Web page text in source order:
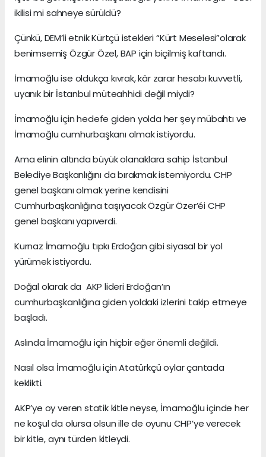
ikilisi mi sahneye sürüldü?
Çünkü, DEM’li etnik Kürtçü istekleri “Kürt Meselesi”olarak
benimsemiş Özgür Özel, BAP için biçilmiş kaftandı.
İmamoğlu ise oldukça kıvrak, kâr zarar hesabı kuvvetli,
uyanık bir İstanbul müteahhidi değil miydi?
İmamoğlu için hedefe giden yolda her şey mübahtı ve
İmamoğlu cumhurbaşkanı olmak istiyordu.
Ama elinin altında büyük olanaklara sahip İstanbul
Belediye Başkanlığını da bırakmak istemiyordu. CHP
genel başkanı olmak yerine kendisini
Cumhurbaşkanlığına taşıyacak Özgür Özer’éi CHP
genel başkanı yapıverdi.
Kurnaz İmamoğlu tıpkı Erdoğan gibi siyasal bir yol
yürümek istiyordu.
Doğal olarak da AKP lideri Erdoğan’ın
cumhurbaşkanlığına giden yoldaki izlerini takip etmeye
başladı.
Aslında İmamoğlu için hiçbir eğer önemli değildi.
Nasıl olsa İmamoğlu için Atatürkçü oylar çantada
keklikti.
AKP’ye oy veren statik kitle neyse, İmamoğlu içinde her
ne koşul da olursa olsun ille de oyunu CHP’ye verecek
bir kitle, aynı türden kitleydi.